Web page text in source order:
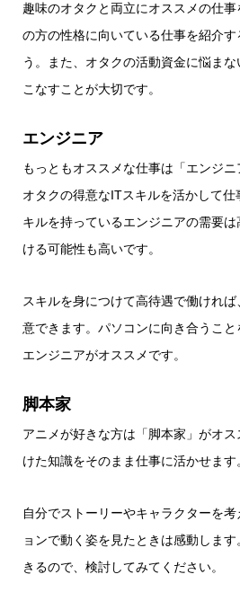
趣味のオタクと両立にオススメの仕
の方の性格に向いている仕事を紹介
う。また、オタクの活動資金に悩ま
こなすことが大切です。
エンジニア
もっともオススメな仕事は「エンジ
オタクの得意なITスキルを活かして仕
キルを持っているエンジニアの需要
ける可能性も高いです。
スキルを身につけて高待遇で働けれ
意できます。パソコンに向き合うこ
エンジニアがオススメです。
脚本家
アニメが好きな方は「脚本家」がオ
けた知識をそのまま仕事に活かせます
自分でストーリーやキャラクターを
ョンで動く姿を見たときは感動しま
きるので、検討してみてください。